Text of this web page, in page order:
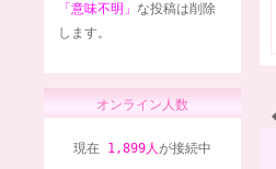
「意味不明」 な投稿は削除
します。
オンライン人数
現在 1,899人が接続中